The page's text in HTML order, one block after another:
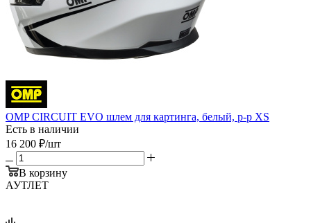
OMP CIRCUIT EVO шлем для картинга, белый, р-р XS
Есть в наличии
16 200 ₽/шт
В корзину
АУТЛЕТ